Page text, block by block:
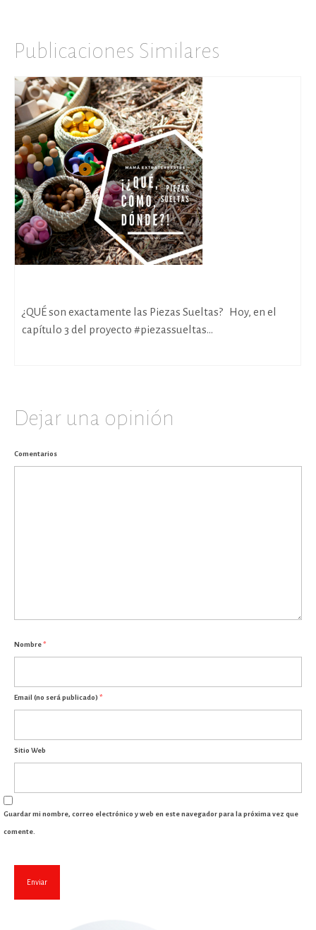
Publicaciones Similares
¿QUÉ son exactamente las Piezas Sueltas? Hoy, en el
capítulo 3 del proyecto #piezassueltas...
Dejar una opinión
Comentarios
Nombre*
Email (no será publicado) *
Sitio Web
Guardar mi nombre, correo electrónico y web en este navegador para la próxima vez que
comente.